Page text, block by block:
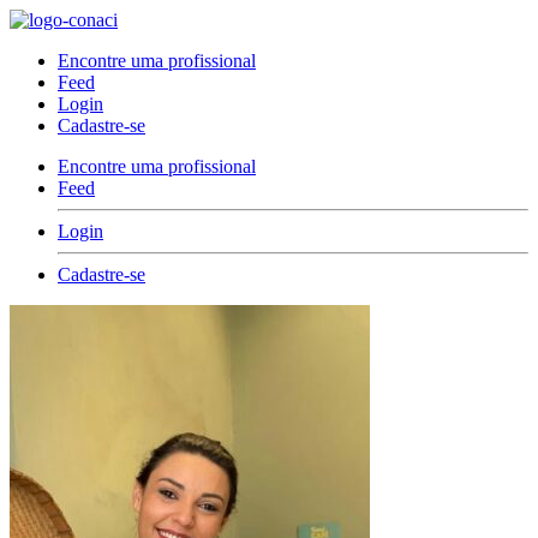
Encontre uma profissional
Feed
Login
Cadastre-se
Encontre uma profissional
Feed
Login
Cadastre-se